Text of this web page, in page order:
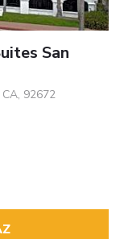
San
92672